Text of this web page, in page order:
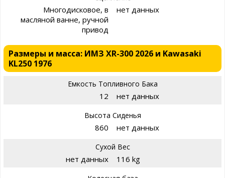
Многодисковое, в
масляной ванне, ручной
привод
нет данных
Размеры и масса: ИМЗ XR-300 2026 и Kawasaki
KL250 1976
Емкость Топливного Бака
12 нет данных
Высота Сиденья
860 нет данных
Сухой Вес
нет данных 116 kg